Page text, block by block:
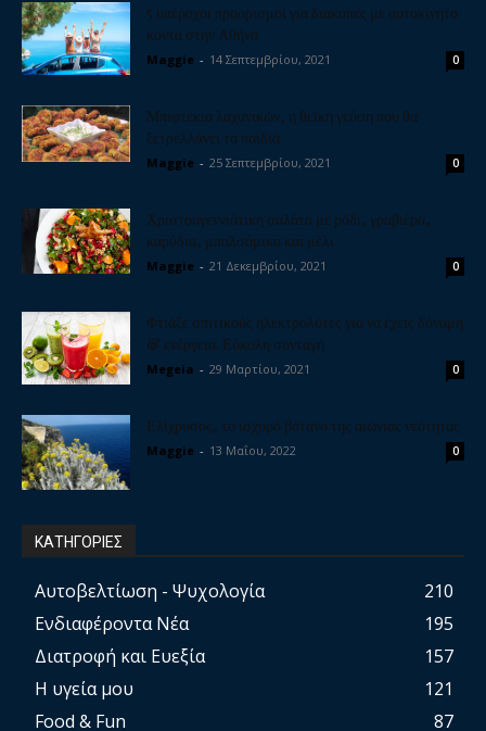
5 υπέροχοι προορισμοί για διακοπές με αυτοκίνητο
κοντά στην Αθήνα
Maggie - 14 Σεπτεμβρίου, 2021 0
Μπιφτέκια λαχανικών, η θεϊκή γεύση που θα
ξετρελλάνει τα παιδιά
Maggie - 25 Σεπτεμβρίου, 2021 0
Χριστουγεννιάτικη σαλάτα με ρόδι, γραβιέρα,
καρύδια, μπαλσάμικο και μέλι
Maggie - 21 Δεκεμβρίου, 2021 0
Φτιάξε σπιτικούς ηλεκτρολύτες για να έχεις δύναμη
& ενέργεια. Εύκολη συνταγή
Megeia - 29 Μαρτίου, 2021 0
Ελίχρυσος, το ισχυρό βότανο της αιώνιας νεότητας
Maggie - 13 Μαΐου, 2022 0
ΚΑΤΗΓΟΡΙΕΣ
Αυτοβελτίωση - Ψυχολογία
210
Ενδιαφέροντα Νέα
195
Διατροφή και Ευεξία
157
Η υγεία μου
121
Food & Fun
87